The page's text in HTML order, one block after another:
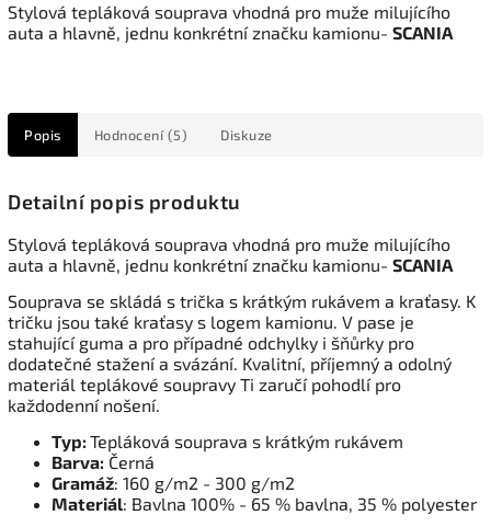
Stylová tepláková souprava vhodná pro muže milujícího
auta a hlavně, jednu konkrétní značku kamionu- SCANIA
Popis Hodnocení (5) Diskuze
Detailní popis produktu
Stylová tepláková souprava vhodná pro muže milujícího
auta a hlavně, jednu konkrétní značku kamionu- SCANIA
Souprava se skládá s trička s krátkým rukávem a kraťasy. K
tričku jsou také kraťasy s logem kamionu. V pase je
stahující guma a pro případné odchylky i šňůrky pro
dodatečné stažení a svázání. Kvalitní, příjemný a odolný
materiál teplákové soupravy Ti zaručí pohodlí pro
každodenní nošení.
Typ: Tepláková souprava s krátkým rukávem
Barva: Černá
Gramáž: 160 g/m2 - 300 g/m2
Materiál: Bavlna 100% - 65 % bavlna, 35 % polyester